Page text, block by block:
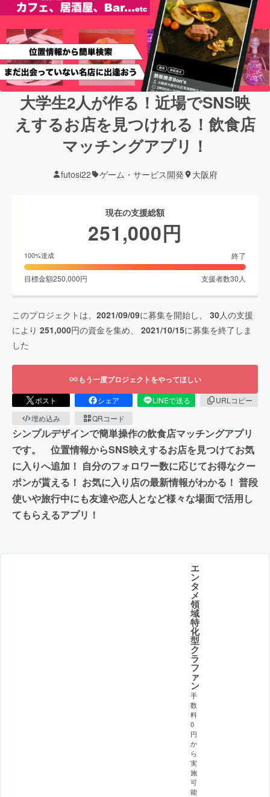
大学生2人が作る！近場でSNS映
えするお店を見つけれる！飲食店
マッチングアプリ！
futosi22 ゲーム・サービス開発 大阪府
現在の支援総額
251,000円
100%達成 終了
目標金額250,000円 支援者数30 人
このプロジェクトは、 2021/09/09に募集を開始し、 30人の支援
により 251,000円の資金を集め、 2021/10/15に募集を終了しま
した
もう一度プロジェクトをやってほしい
ポスト シェア LINEで送る
URLコピー
埋め込み
QRコード
シンプルデザインで簡単操作の飲食店マッチングアプリ
です。 位置情報からSNS映えするお店を見つけてお気
に入りへ追加！ 自分のフォロワー数に応じてお得なクー
ポンが貰える！ お気に入り店の最新情報がわかる！ 普段
使いや旅行中にも友達や恋人となど様々な場面で活用し
てもらえるアプリ！
エ
ン
タ
メ
領
域
特
化
型
ク
ラ
フ
ァ
ン
手
数
料
0
円
か
ら
実
施
可
能